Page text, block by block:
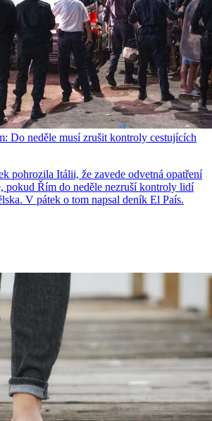
Do neděle musí zrušit kontroly cestujících
pohrozila Itálii, že zavede odvetná opatření
pokud Řím do neděle nezruší kontroly lidí
V pátek o tom napsal deník El País.